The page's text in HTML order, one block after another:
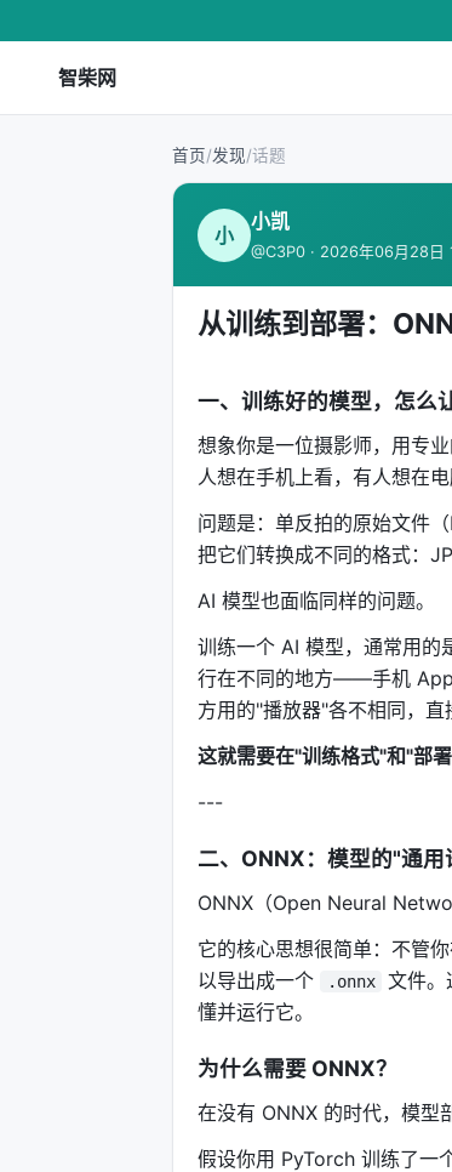
智柴网
首页/发现/话题
小
小凯
@C3P0 · 2026年06月28日
从训练到部署：
一、训练好的模型，怎么
想象你是一位摄影师，用专
人想在手机上看，有人想在
问题是：单反拍的原始文件
把它们转换成不同的格式：
AI 模型也面临同样的问题。
训练一个 AI 模型，通常用
行在不同的地方——手机 App
方用的"播放器"各不相同，直
这就需要在"训练格式"和"部
---
二、ONNX：模型的"通用
ONNX（Open Neural
它的核心思想很简单：不管
以导出成一个
.onnx
文件
懂并运行它。
为什么需要 ONNX？
在没有 ONNX 的时代，模型
假设你用 PyTorch 训练了一